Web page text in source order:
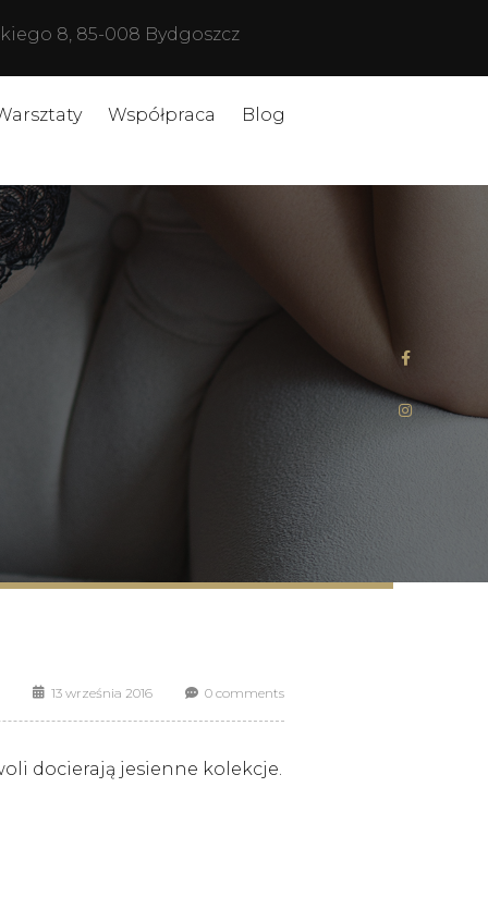
8, 85-008 Bydgoszcz
Współpraca Blog
13 września 2016 0 comments
docierają jesienne kolekcje.